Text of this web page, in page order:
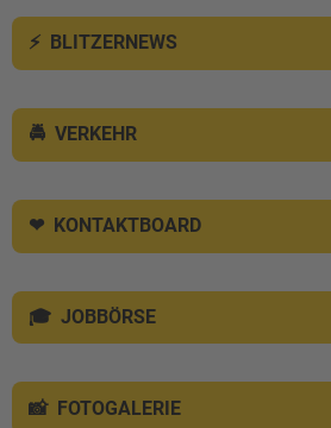
BLITZERNEWS
VERKEHR
KONTAKTBOARD
JOBBÖRSE
FOTOGALERIE